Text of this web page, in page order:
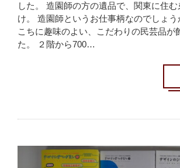
した。 造園師の方の遺品で、関東に住
け。 造園師というお仕事柄なのでしょう
こちに趣味のよい、こだわりの民芸品が
た。 ２階から700…